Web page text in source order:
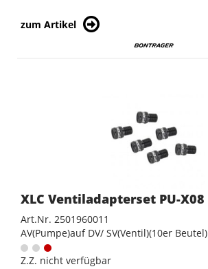
zum Artikel
XLC Ventiladapterset PU-X08
Art.Nr. 2501960011
AV(Pumpe)auf DV/ SV(Ventil)(10er Beutel)
Z.Z. nicht verfügbar